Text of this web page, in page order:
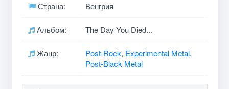
Страна: Венгрия
Альбом: The Day You Died​.​.​.
Жанр: Post-Rock, Experimental Metal,
Post-Black Metal